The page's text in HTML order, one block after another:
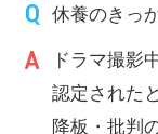
休養のきっ
ドラマ撮影
認定された
降板・批判